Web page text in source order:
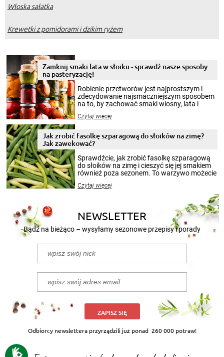
Włoska sałatka
Krewetki z pomidorami i dzikim ryżem
Zamknij smaki lata w słoiku - sprawdź nasze sposoby
na pasteryzację!
Robienie przetworów jest najprostszym i
zdecydowanie najsmaczniejszym sposobem
na to, by zachować smaki wiosny, lata i
krajobrazów, by cieszyć nimi oko w sezonie
pełni poczuć atmosferę cieplejszych
miesięcy. Przygotowanie słoików ze
smakowitą zawartością musi obejmować
patenty, które pozwolą zachować świeżość
przetworów.
Czytaj więcej
Jak zrobić fasolkę szparagową do słoików na zimę?
Jak zawekować?
Sprawdźcie, jak zrobić fasolkę szparagową
do słoików na zimę i cieszyć się jej smakiem
również poza sezonem. To warzywo możecie
nasze propozycje!
Czytaj więcej
NEWSLETTER
Bądź na bieżąco – wysyłamy sezonowe przepisy i porady
ZAPISZ SIĘ
Odbiorcy newslettera przyrządzili już ponad 260 000 potraw!